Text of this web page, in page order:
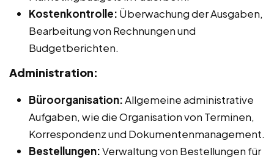
Kostenkontrolle: Überwachung der Ausgaben,
Bearbeitung von Rechnungen und
Budgetberichten.
Administration:
Büroorganisation:Allgemeine administrative
Aufgaben, wie die Organisation von Terminen,
Korrespondenz und Dokumentenmanagement.
Bestellungen:Verwaltung von Bestellungen für